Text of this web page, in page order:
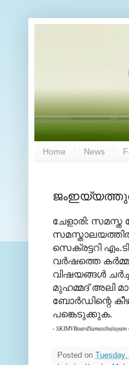
Home News
ചേളാരി:
സെക്രട്ടറി
വര്‍ഷത്തെ
വിഷയങ്ങള്‍
മുഹമ്മദ് അലി
ബോര്‍ഡിന്റെ
പങ്കെടുക്കുക.
-
Posted on